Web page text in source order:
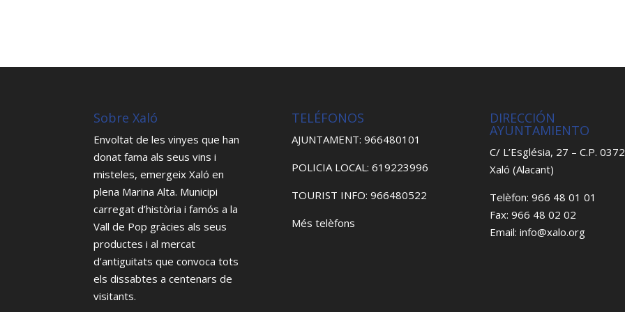
Sobre Xaló
Envoltat de les vinyes que han
donat fama als seus vins i
misteles, emergeix Xaló en
plena Marina Alta. Municipi
carregat d’història i famós a la
Vall de Pop gràcies als seus
productes i al mercat
d’antiguitats que convoca tots
els dissabtes a centenars de
visitants.
TELÉFONOS
AJUNTAMENT: 966480101
POLICIA LOCAL: 619223996
TOURIST INFO: 966480522
Més telèfons
DIRECCIÓN
AYUNTAMIENTO
C/ L’Església, 27 – C.P.
Xaló (Alacant)
Telèfon: 966 48 01 01
Fax: 966 48 02 02
Email: info@xalo.org